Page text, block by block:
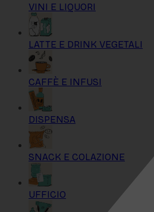
VINI E LIQUORI
LATTE E DRINK VEGETALI
CAFFÈ E INFUSI
DISPENSA
SNACK E COLAZIONE
UFFICIO